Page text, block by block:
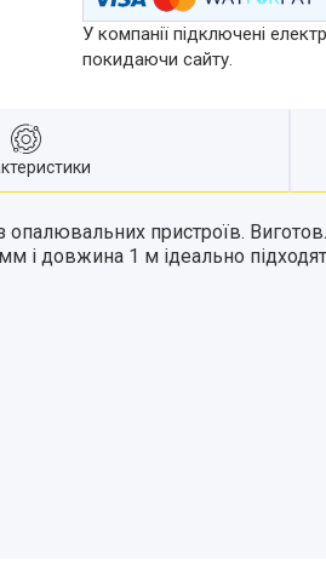
У компанії підключені
покидаючи сайту.
опалювальних пристроїв.
і довжина 1 м ідеально